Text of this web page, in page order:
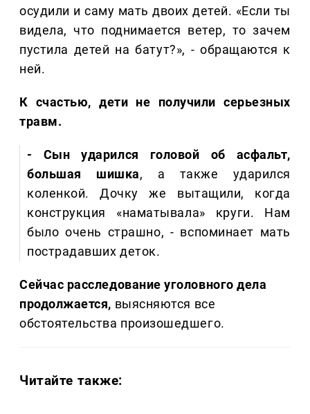
осудили и саму мать двоих детей. «Если ты
видела, что поднимается ветер, то зачем
пустила детей на батут?», - обращаются к
ней.
К счастью, дети не получили серьезных
травм.
- Сын ударился головой об асфальт,
большая шишка, а также ударился
коленкой. Дочку же вытащили, когда
конструкция «наматывала» круги. Нам
было очень страшно, - вспоминает мать
пострадавших деток.
Сейчас расследование уголовного дела
продолжается, выясняются все
обстоятельства произошедшего.
Читайте также: